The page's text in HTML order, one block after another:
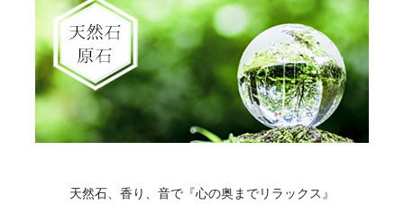
天然石、香り、音で『心の奥までリラックス』